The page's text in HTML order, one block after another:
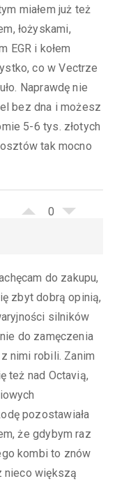
miałem już też
łożyskami,
EGR i kołem
co w Vectrze
Naprawdę nie
bez dna i możesz
5-6 tys. złotych
tak mocno
0
do zakupu,
zbyt dobrą opinią,
silników
do zamęczenia
nimi robili. Zanim
też nad Octavią,
pozostawiała
że gdybym raz
kombi to znów
nieco większą